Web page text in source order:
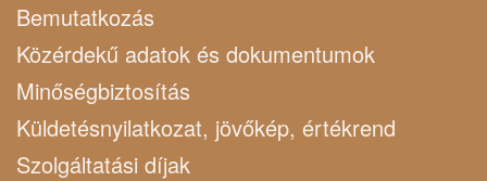
Bemutatkozás
Közérdekű adatok és dokumentumok
Minőségbiztosítás
Küldetésnyilatkozat, jövőkép, értékrend
Szolgáltatási díjak